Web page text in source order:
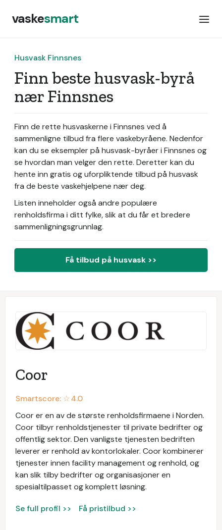
vaskesmart
Husvask Finnsnes
Finn beste husvask-byrå
nær Finnsnes
Finn de rette husvaskerne i Finnsnes ved å
sammenligne tilbud fra flere vaskebyråene. Nedenfor
kan du se eksempler på husvask-byråer i Finnsnes og
se hvordan man velger den rette. Deretter kan du
hente inn gratis og uforpliktende tilbud på husvask
fra de beste vaskehjelpene nær deg.
Listen inneholder også andre populære
renholdsfirma i ditt fylke, slik at du får et bredere
sammenligningsgrunnlag.
Få tilbud på husvask >>
Coor
Smartscore: ☆4.0
Coor er en av de største renholdsfirmaene i Norden.
Coor tilbyr renholdstjenester til private bedrifter og
offentlig sektor. Den vanligste tjenesten bedriften
leverer er renhold av kontorlokaler. Coor kombinerer
tjenester innen facility management og renhold, og
kan slik tilby bedrifter og organisasjoner en
spesialtilpasset og komplett løsning.
Se full profil >> Få pristilbud >>